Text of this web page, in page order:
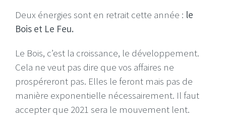
Deux énergies sont en retrait cette année : le
Bois et Le Feu.
Le Bois, c’est la croissance, le développement.
Cela ne veut pas dire que vos affaires ne
prospéreront pas. Elles le feront mais pas de
manière exponentielle nécessairement. Il faut
accepter que 2021 sera le mouvement lent.